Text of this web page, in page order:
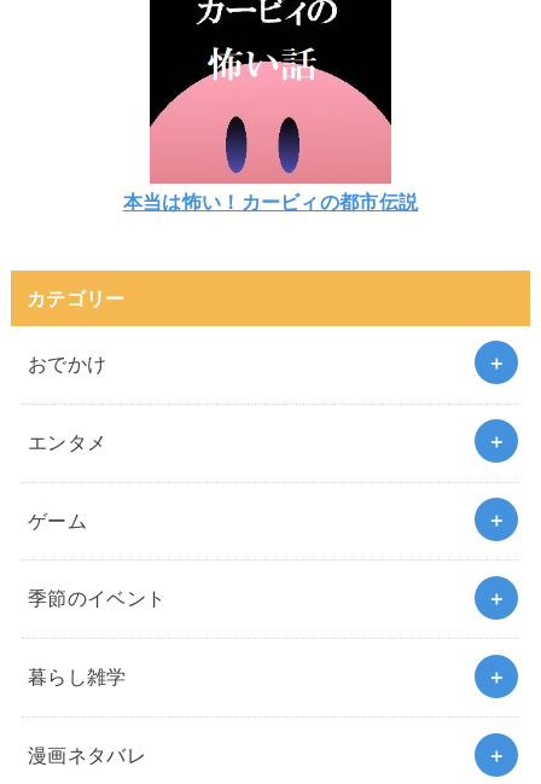
本当は怖い！カービィの都市伝説
カテゴリー
おでかけ
エンタメ
ゲーム
季節のイベント
暮らし雑学
漫画ネタバレ